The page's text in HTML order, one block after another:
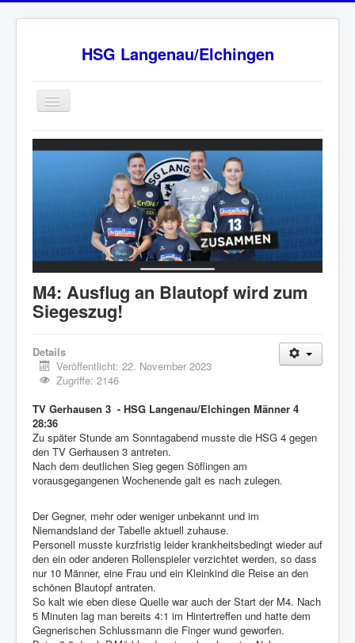
HSG Langenau/Elchingen
Home
BW Oberliga Staffel 2
Sponsoren
HSG - Fanshop
News
Ansprechpartner
M4: Ausflug an Blautopf wird zum
Siegeszug!
Details
Veröffentlicht: 22. November 2023
Zugriffe: 2146
TV Gerhausen 3 - HSG Langenau/Elchingen Männer 4
28:36
Zu später Stunde am Sonntagabend musste die HSG 4 gegen
den TV Gerhausen 3 antreten.
Nach dem deutlichen Sieg gegen Söflingen am
vorausgegangenen Wochenende galt es nach zulegen.
Der Gegner, mehr oder weniger unbekannt und im
Niemandsland der Tabelle aktuell zuhause.
Personell musste kurzfristig leider krankheitsbedingt wieder auf
den ein oder anderen Rollenspieler verzichtet werden, so dass
nur 10 Männer, eine Frau und ein Kleinkind die Reise an den
schönen Blautopf antraten.
So kalt wie eben diese Quelle war auch der Start der M4. Nach
5 Minuten lag man bereits 4:1 im Hintertreffen und hatte dem
Gegnerischen Schlussmann die Finger wund geworfen.